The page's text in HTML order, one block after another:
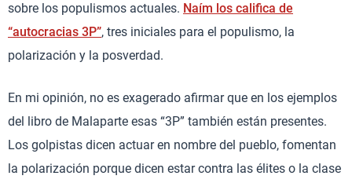
sobre los populismos actuales. Naím los califica de
“autocracias 3P”, tres iniciales para el populismo, la
polarización y la posverdad.
En mi opinión, no es exagerado afirmar que en los ejemplos
del libro de Malaparte esas “3P” también están presentes.
Los golpistas dicen actuar en nombre del pueblo, fomentan
la polarización porque dicen estar contra las élites o la clase